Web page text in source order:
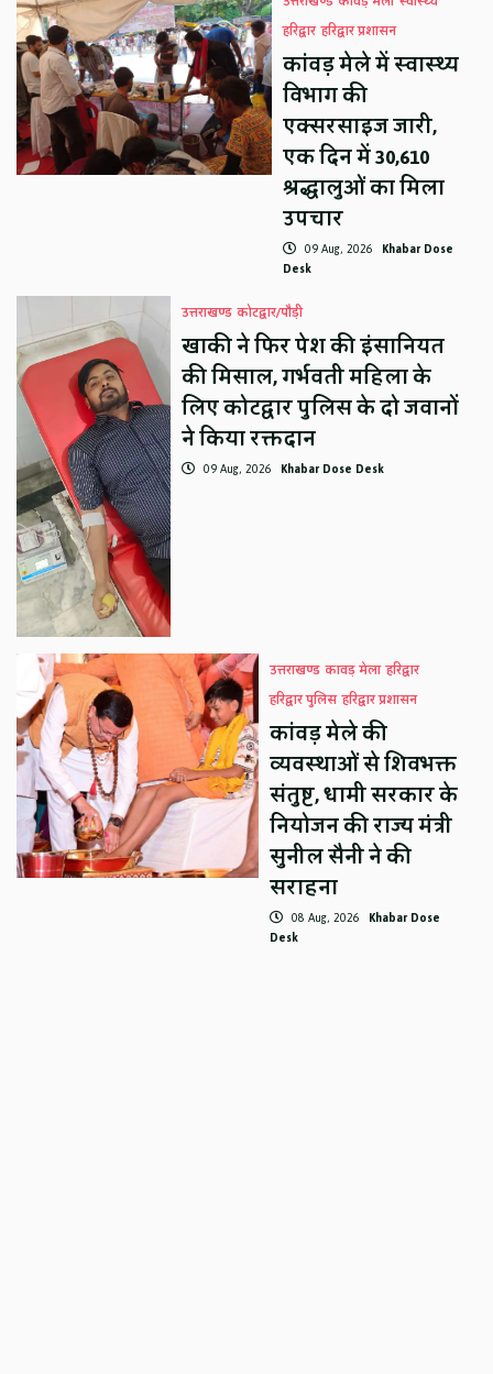
हरिद्वार हरिद्वार प्रशासन
कांवड़ मेले में स्वास्थ्य
विभाग की
एक्सरसाइज जारी,
एक दिन में 30,610
श्रद्धालुओं का मिला
उपचार
09 Aug, 2026 Khabar Dose
Desk
उत्तराखण्ड कोटद्वार/पौड़ी
खाकी ने फिर पेश की इंसानियत
की मिसाल, गर्भवती महिला के
लिए कोटद्वार पुलिस के दो जवानों
ने किया रक्तदान
09 Aug, 2026 Khabar Dose Desk
उत्तराखण्ड कावड़ मेला हरिद्वार
हरिद्वार पुलिस हरिद्वार प्रशासन
कांवड़ मेले की
व्यवस्थाओं से शिवभक्त
संतुष्ट, धामी सरकार के
नियोजन की राज्य मंत्री
सुनील सैनी ने की
सराहना
08 Aug, 2026 Khabar Dose
Desk